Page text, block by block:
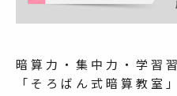
暗算力・集中力・学習
「そろばん式暗算教室